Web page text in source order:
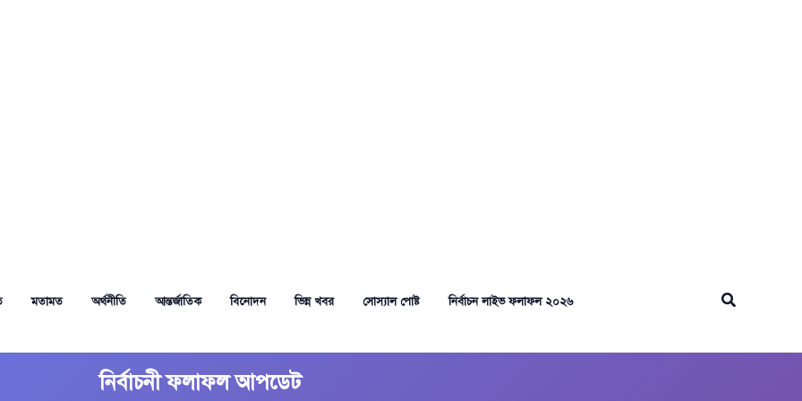
মতামত অর্থনীতি আন্তর্জাতিক বিনোদন ভিন্ন খবর সোস্যাল পোষ্ট নির্বাচন লাইভ ফলাফল ২০২৬ Search
নির্বাচনী ফলাফল আপডেট